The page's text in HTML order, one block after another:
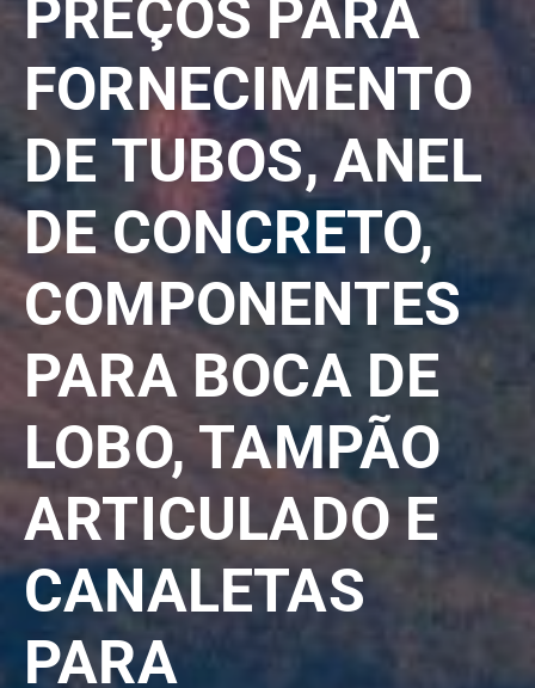
PREÇOS PARA
FORNECIMENTO
DE TUBOS, ANEL
DE CONCRETO,
COMPONENTES
PARA BOCA DE
LOBO, TAMPÃO
ARTICULADO E
CANALETAS
PARA